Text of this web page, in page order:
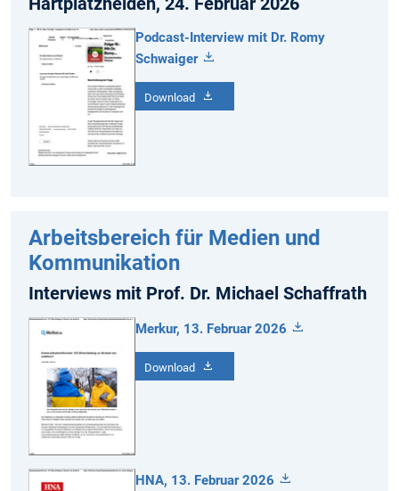
Podcast-Interview mit Dr. Romy
Schwaiger
Download
Arbeitsbereich für Medien und
Kommunikation
Interviews mit Prof. Dr. Michael Schaffrath
Merkur, 13. Februar 2026
Download
HNA, 13. Februar 2026